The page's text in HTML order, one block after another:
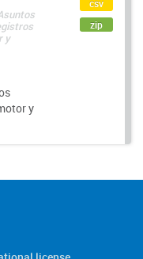
y
y
csv
zip